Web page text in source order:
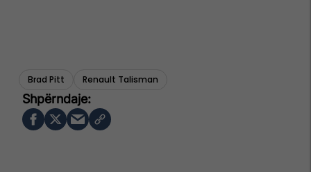
Brad Pitt Renault Talisman